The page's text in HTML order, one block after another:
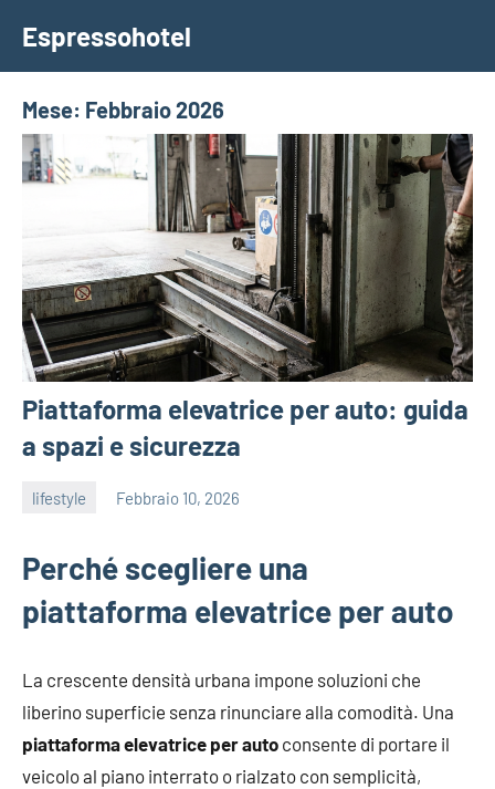
contenuto
Espressohotel
Dove
le
Notizie
Casa
Mese: Febbraio 2026
Piattaforma elevatrice per auto: guida
a spazi e sicurezza
lifestyle Febbraio 10, 2026
Perché scegliere una
piattaforma elevatrice per auto
La crescente densità urbana impone soluzioni che
liberino superficie senza rinunciare alla comodità. Una
piattaforma elevatrice per auto consente di portare il
veicolo al piano interrato o rialzato con semplicità,